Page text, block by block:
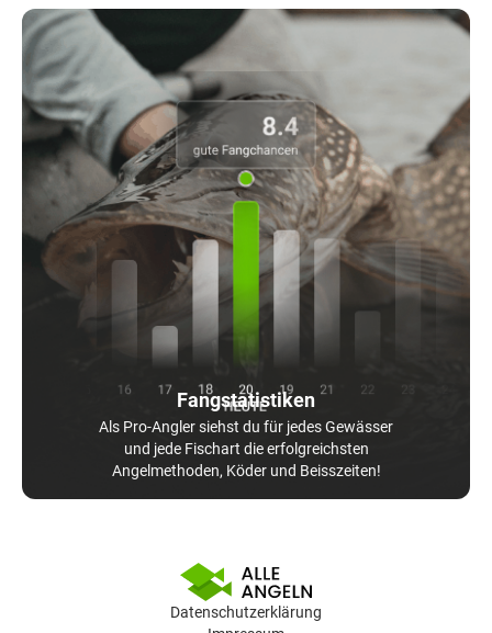
Fangstatistiken
Als Pro-Angler siehst du für jedes Gewässer
und jede Fischart die erfolgreichsten
Angelmethoden, Köder und Beisszeiten!
Datenschutzerklärung